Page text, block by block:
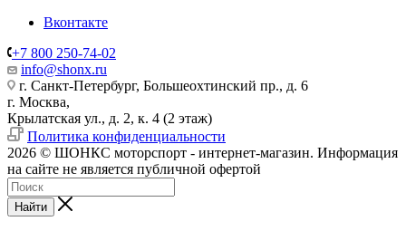
Вконтакте
+7 800 250-74-02
info@shonx.ru
г. Санкт-Петербург, Большеохтинский пр., д. 6
г. Москва,
Крылатская ул., д. 2, к. 4 (2 этаж)
Политика конфиденциальности
2026 © ШОНКС моторспорт - интернет-магазин. Информация
на сайте не является публичной офертой
Найти